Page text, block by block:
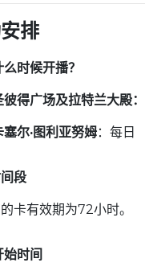
排
么时候开播？
彼得广场及拉特兰大殿：
塞尔·图利亚努姆：每日
段
卡有效期为72小时。
始时间